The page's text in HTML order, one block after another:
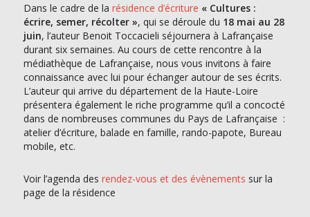
Dans le cadre de la résidence d’écriture « Cultures :
écrire, semer, récolter », qui se déroule du 18 mai au 28
juin, l’auteur Benoit Toccacieli séjournera à Lafrançaise
durant six semaines. Au cours de cette rencontre à la
médiathèque de Lafrançaise, nous vous invitons à faire
connaissance avec lui pour échanger autour de ses écrits.
L’auteur qui arrive du département de la Haute-Loire
présentera également le riche programme qu’il a concocté
dans de nombreuses communes du Pays de Lafrançaise :
atelier d’écriture, balade en famille, rando-papote, Bureau
mobile, etc.
Voir l’agenda des rendez-vous et des évènements sur la
page de la résidence